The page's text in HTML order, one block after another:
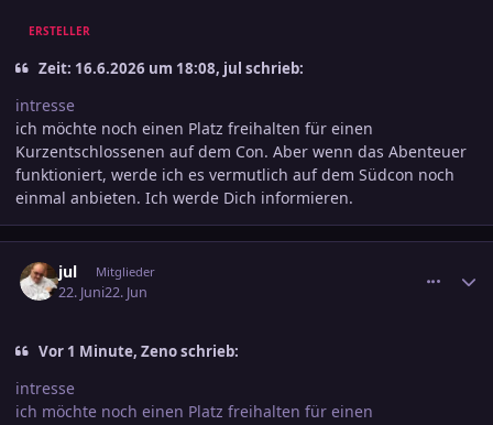
ERSTELLER
Zeit: 16.6.2026 um 18:08, jul schrieb:
intresse
ich möchte noch einen Platz freihalten für einen
Kurzentschlossenen auf dem Con. Aber wenn das Abenteuer
funktioniert, werde ich es vermutlich auf dem Südcon noch
einmal anbieten. Ich werde Dich informieren.
jul Mitglieder
22. Juni22. Jun
Vor 1 Minute, Zeno schrieb:
intresse
ich möchte noch einen Platz freihalten für einen